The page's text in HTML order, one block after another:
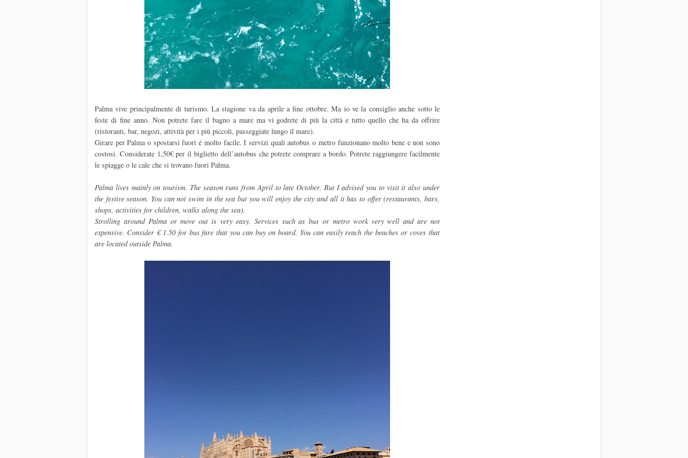
Palma vive principalmente di turismo. La stagione va da aprile a fine ottobre. Ma io ve la consiglio anche sotto le
feste di fine anno. Non potrete fare il bagno a mare ma vi godrete di più la città e tutto quello che ha da offrire
(ristoranti, bar, negozi, attività per i più piccoli, passeggiate lungo il mare).
Girare per Palma o spostarsi fuori é molto facile. I servizi quali autobus o metro funzionano molto bene e non sono
costosi. Considerate 1,50€ per il biglietto dell’autobus che potrete comprare a bordo.Potrete raggiungere facilmente
le spiagge o le cale che si trovano fuori Palma.
Palma lives mainly on tourism. The season runs from April to late October. But I advised you to visit it also under
the festive season. You can not swim in the sea but you will enjoy the city and all it has to offer (restaurants, bars,
shops, activities for children, walks along the sea).
Strolling around Palma or move out is very easy. Services such as bus or metro work very well and are not
expensive. Consider € 1.50 for bus fare that you can buy on board. You can easily reach the beaches or coves that
are located outside Palma.